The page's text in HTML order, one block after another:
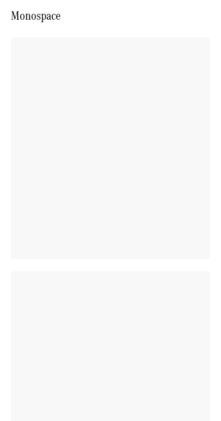
Monospace